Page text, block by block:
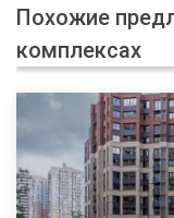
Похожие
комплексах